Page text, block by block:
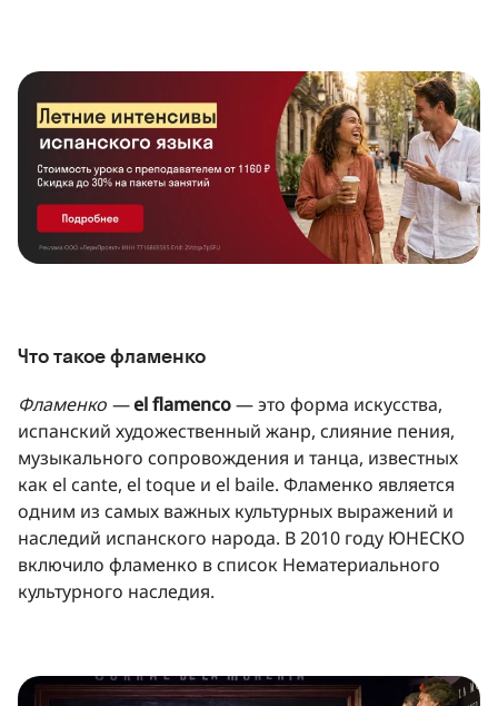
Что такое фламенко
Фламенко —el flamenco— это форма искусства,
испанский художественный жанр, слияние пения,
музыкального сопровождения и танца, известных
как el cante, el toque и el baile. Фламенко является
одним из самых важных культурных выражений и
наследий испанского народа. В 2010 году ЮНЕСКО
включило фламенко в список Нематериального
культурного наследия.